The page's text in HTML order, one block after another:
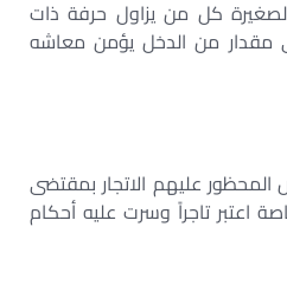
كل من يزاول حرفة ذات
مقدار من الدخل يؤمن معاشه
المحظور عليهم الاتجار بمقتضى
اعتبر تاجراً وسرت عليه أحكام